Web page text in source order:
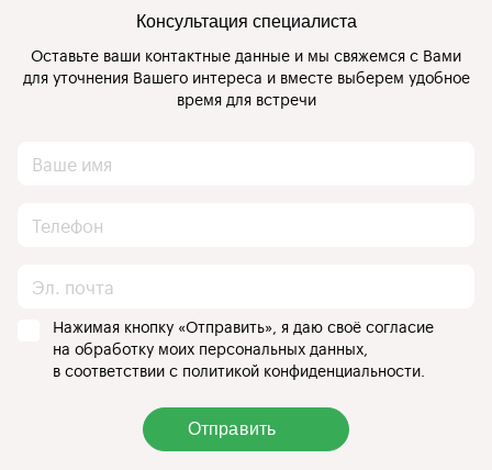
Консультация специалиста
Оставьте ваши контактные данные и мы свяжемся с Вами
для уточнения Вашего интереса и вместе выберем удобное
время для встречи
Нажимая кнопку «Отправить», я даю своё согласие
на обработку моих персональных данных,
в соответствии с политикой конфиденциальности.
Отправить